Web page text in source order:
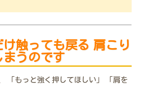
触っても戻る 肩こり
まうのです
「もっと強く押してほしい」 「肩を